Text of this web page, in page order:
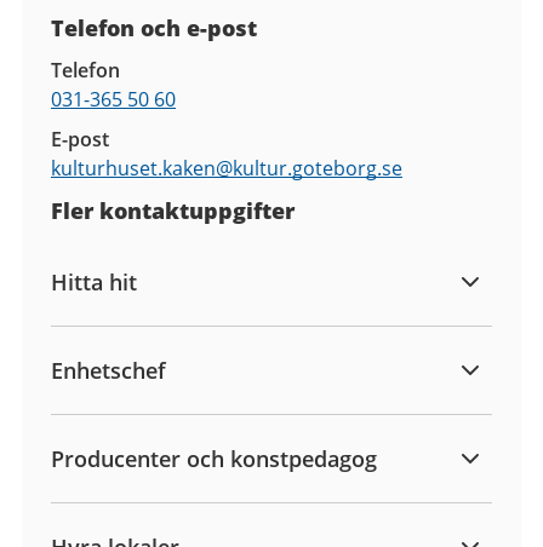
Telefon och e-post
Telefon
031-365 50 60
E-post
kulturhuset.kaken@kultur.goteborg.se
Fler kontaktuppgifter
Hitta hit
Enhetschef
Producenter och konstpedagog